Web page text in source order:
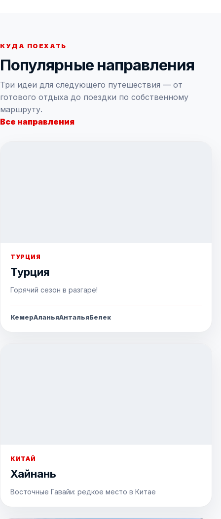
КУДА ПОЕХАТЬ
Популярные направления
Три идеи для следующего путешествия — от
готового отдыха до поездки по собственному
маршруту.
Все направления
ТУРЦИЯ
Турция
Горячий сезон в разгаре!
КемерАланьяАнтальяБелек
КИТАЙ
Хайнань
Восточные Гавайи: редкое место в Китае